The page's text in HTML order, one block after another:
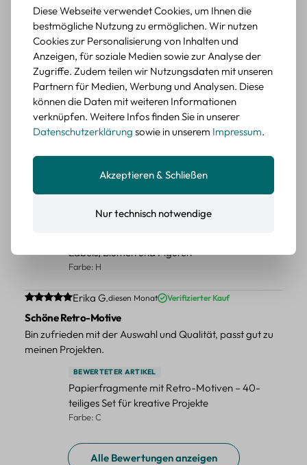
Schöne Motive
Die Sticker passen gut zu meinen Büchern, würde sie
wieder kaufen.
BEWERTETER ARTIKEL
Retro Blumen Sticker Set – 45 Stück mit 15
verschiedene Motive
Farbe: F
Schöne Deko-Teile für meine Bücher, es passt zu meinem
Stiel.
Labels, Blumen und Figuren
Farbe: H
Durchschnittliche Bewertung von 5 von 5 Sternen
Erika G.diesen Monat Verifizierter Kauf
Schöne Retro-Motive
Bin zufrieden mit der Auswahl und Qualität, passt gut zu
meinen Projekten.
BEWERTETER ARTIKEL
Papierfragmente mit Retro-Motiven – 40-
teiliges Set für kreative Projekte
Farbe: C
Alle Bewertungen anzeigen
Diese Webseite verwendet Cookies, um Ihnen die
bestmögliche Nutzung zu ermöglichen. Wir nutzen
Cookies zur Personalisierung von Inhalten und
Anzeigen, für soziale Medien sowie zur Analyse der
Zugriffe. Zudem teilen wir Nutzungsdaten mit unseren
Partnern für Medien, Werbung und Analysen. Diese
können die Daten mit weiteren Informationen
verknüpfen. Weitere Infos finden Sie in unserer
Datenschutzerklärung sowie in unserem Impressum.
Nur technisch notwendige
Akzeptieren & Schließen